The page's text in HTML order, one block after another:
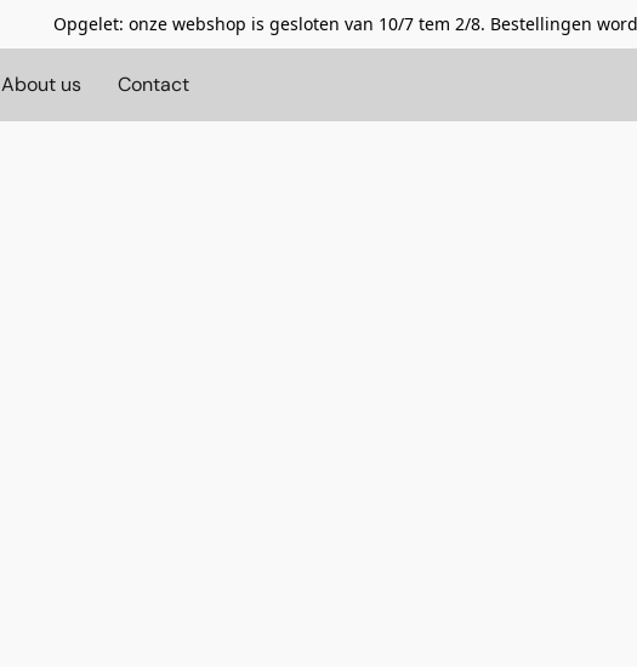
Opgelet: onze webshop is gesloten van 10/7 tem 2/8. Bestellingen
About us Contact